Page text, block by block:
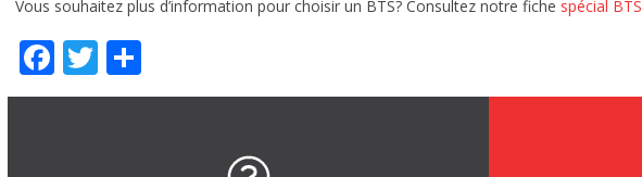
Vous souhaitez plus d’information pour choisir un BTS? Consultez notre fiche spécial BTS
Facebook
Twitter